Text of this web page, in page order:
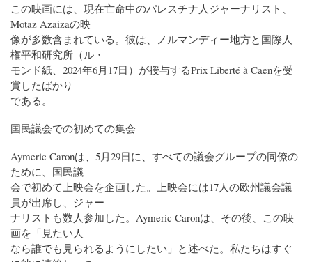
この映画には、現在亡命中のパレスチナ人ジャーナリスト、
Motaz Azaizaの映
像が多数含まれている。彼は、ノルマンディー地方と国際人
権平和研究所（ル・
モンド紙、2024年6月17日）が授与するPrix Liberté à Caenを受
賞したばかり
である。
国民議会での初めての集会
Aymeric Caronは、5月29日に、すべての議会グループの同僚の
ために、国民議
会で初めて上映会を企画した。上映会には17人の欧州議会議
員が出席し、ジャー
ナリストも数人参加した。Aymeric Caronは、その後、この映
画を「見たい人
なら誰でも見られるようにしたい」と述べた。私たちはすぐ